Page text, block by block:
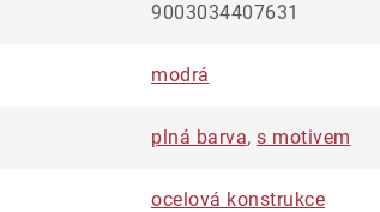
9003034407631
modrá
plná barva, s motivem
ocelová konstrukce